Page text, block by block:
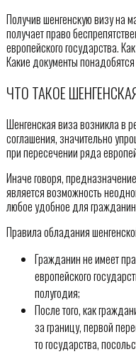
Получив шенгенскую визу на
получает право
европейского государства.
Какие документы
ЧТО ТАКОЕ
Шенгенская виза возникла в
соглашения, значительно
при пересечении ряда
Иначе говоря,
является возможность
любое удобное для
Правила обладания
Гражданин не имеет
европейского
полугодия;
После того, как
за границу, первой
то государства,